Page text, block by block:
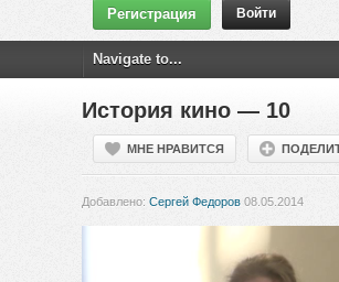
Регистрация Войти
История кино — 10
МНЕ НРАВИТСЯ
Добавлено: Сергей Федоров 08.05.2014